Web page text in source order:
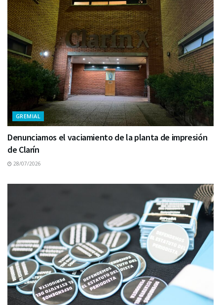
GREMIAL
Denunciamos el vaciamiento de la planta de impresión
de Clarín
28/07/2026